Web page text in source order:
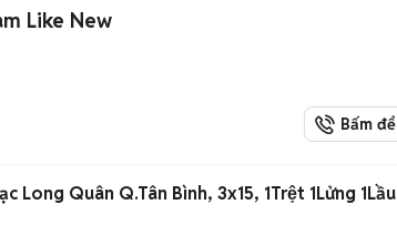
Like New
Bấm
Long Quân Q.Tân Bình, 3x15, 1Trệt 1Lửng